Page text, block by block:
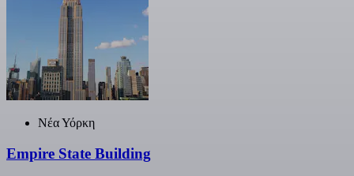
Νέα Υόρκη
Empire State Building